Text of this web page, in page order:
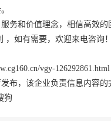
务和价值理念，相信高效
，如有需要，欢迎来电咨询！
vgy-126292861.html
布，该企业负责信息内容
狗